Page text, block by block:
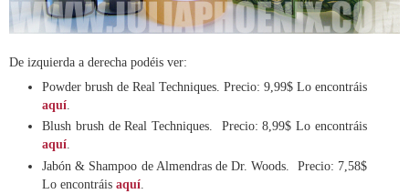
De izquierda a derecha podéis ver:
Powder brush de Real Techniques. Precio: 9,99$ Lo encontráis
aquí
Blush brush de Real Techniques. Precio: 8,99$ Lo encontráis
aquí
Jabón & Shampoo de Almendras de Dr. Woods. Precio: 7,58$
Lo encontráis aquí